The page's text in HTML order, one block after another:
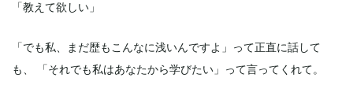
「教えて欲しい」
「でも私、まだ歴もこんなに浅いんですよ」って正直に話して
も、 「それでも私はあなたから学びたい」って言ってくれて。